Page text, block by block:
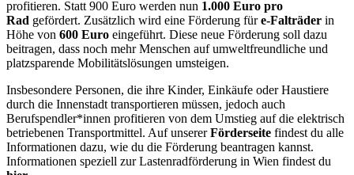
profitieren. Statt 900 Euro werden nun 1.000 Euro pro
Rad gefördert. Zusätzlich wird eine Förderung füre-Falträder in
Höhe von 600 Euro eingeführt. Diese neue Förderung soll dazu
beitragen, dass noch mehr Menschen auf umweltfreundliche und
platzsparende Mobilitätslösungen umsteigen.
Insbesondere Personen, die ihre Kinder, Einkäufe oder Haustiere
durch die Innenstadt transportieren müssen, jedoch auch
Berufspendler*innen profitieren von dem Umstieg auf die elektrisch
betriebenen Transportmittel. Auf unsererFörderseite findest du alle
Informationen dazu, wie du die Förderung beantragen kannst.
Informationen speziell zur Lastenradförderung in Wien findest du